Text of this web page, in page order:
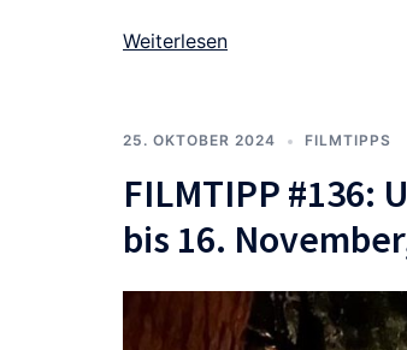
Weiterlesen
25. OKTOBER 2024 FILMTIPPS
FILMTIPP #136:
bis 16.